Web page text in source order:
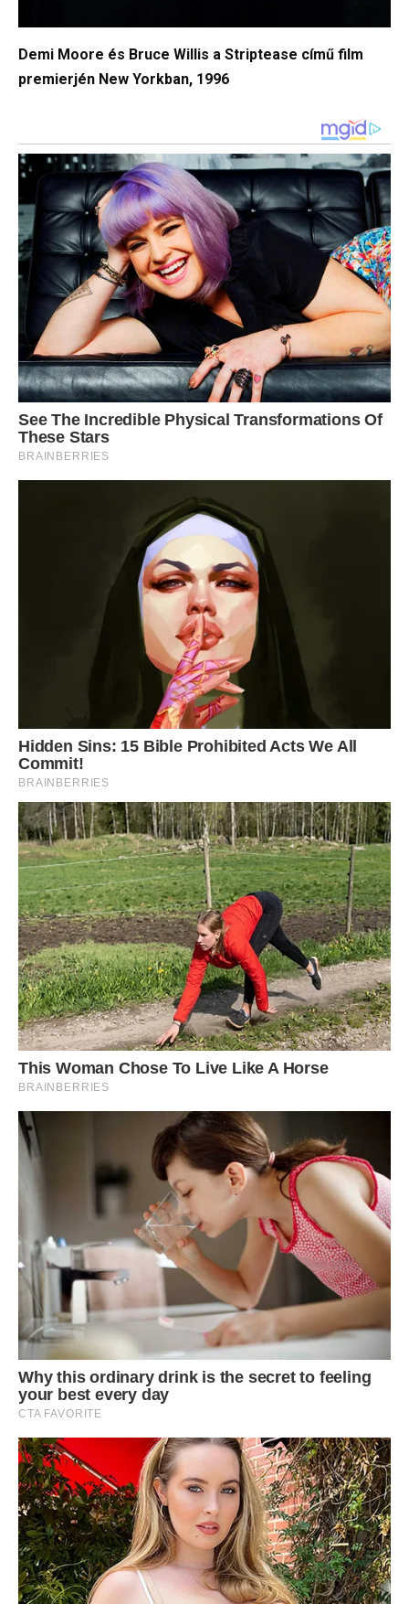
Demi Moore és Bruce Willis a Striptease című film
premierjén New Yorkban, 1996